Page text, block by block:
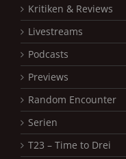
Kritiken & Reviews
Livestreams
Podcasts
Previews
Random Encounter
Serien
T23 – Time to Drei